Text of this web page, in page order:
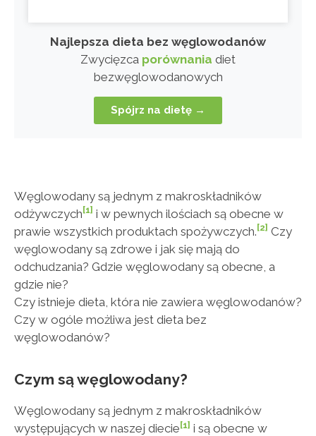
Najlepsza dieta bez węglowodanów
Zwycięzca porównania diet
bezwęglowodanowych
Spójrz na dietę →
Węglowodany są jednym z makroskładników
odżywczych [1] i w pewnych ilościach są obecne w
prawie wszystkich produktach spożywczych. [2] Czy
węglowodany są zdrowe i jak się mają do
odchudzania? Gdzie węglowodany są obecne, a
gdzie nie?
Czy istnieje dieta, która nie zawiera węglowodanów?
Czy w ogóle możliwa jest dieta bez
węglowodanów?
Czym są węglowodany?
Węglowodany są jednym z makroskładników
występujących w naszej diecie[1] i są obecne w